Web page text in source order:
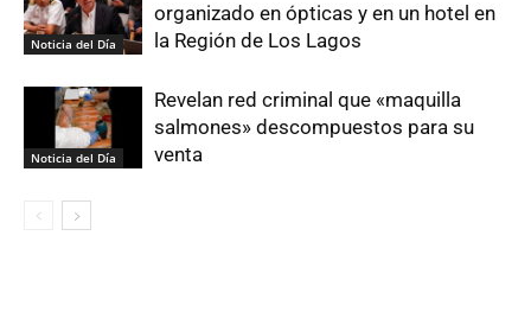
Noticia del Día
organizado en ópticas y en un hotel en
la Región de Los Lagos
Noticia del Día
Revelan red criminal que «maquilla
salmones» descompuestos para su
venta